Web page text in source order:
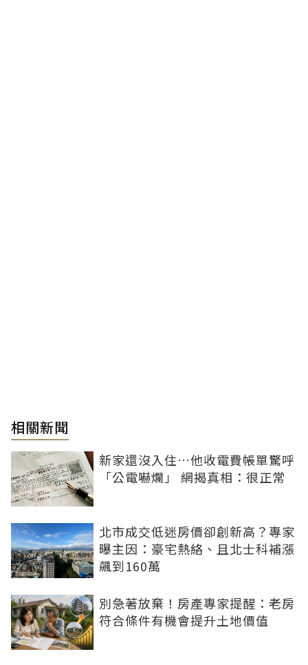
相關新聞
新家還沒入住…他收電費帳單驚呼
「公電嚇爛」 網揭真相：很正常
北市成交低迷房價卻創新高？專家
曝主因：豪宅熱絡、且北士科補漲
飆到160萬
別急著放棄！房產專家提醒：老房
符合條件有機會提升土地價值